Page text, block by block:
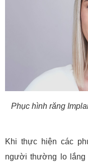
Phục hình răng
Khi thực hiện các
người thường lo lắng